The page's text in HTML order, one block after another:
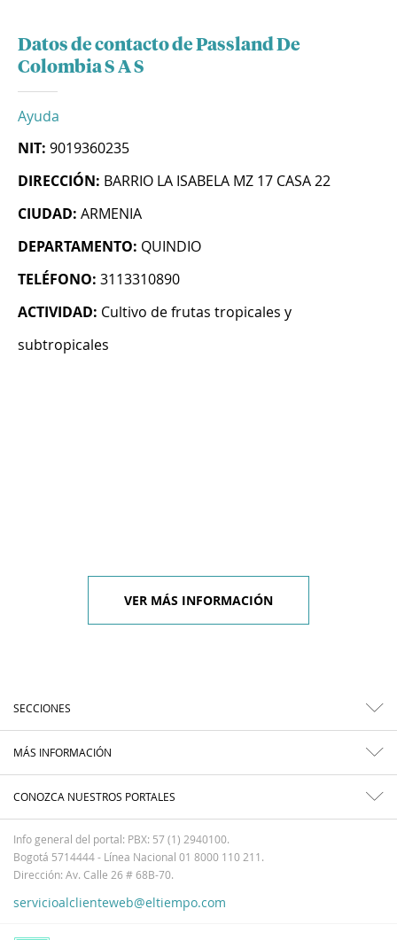
Datos de contacto de Passland De
Colombia S A S
Ayuda
NIT: 9019360235
DIRECCIÓN: BARRIO LA ISABELA MZ 17 CASA 22
CIUDAD: ARMENIA
DEPARTAMENTO: QUINDIO
TELÉFONO: 3113310890
ACTIVIDAD: Cultivo de frutas tropicales y
subtropicales
VER MÁS INFORMACIÓN
SECCIONES
MÁS INFORMACIÓN
CONOZCA NUESTROS PORTALES
Info general del portal: PBX: 57 (1) 2940100.
Bogotá 5714444 - Línea Nacional 01 8000 110 211.
Dirección: Av. Calle 26 # 68B-70.
servicioalclienteweb@eltiempo.com